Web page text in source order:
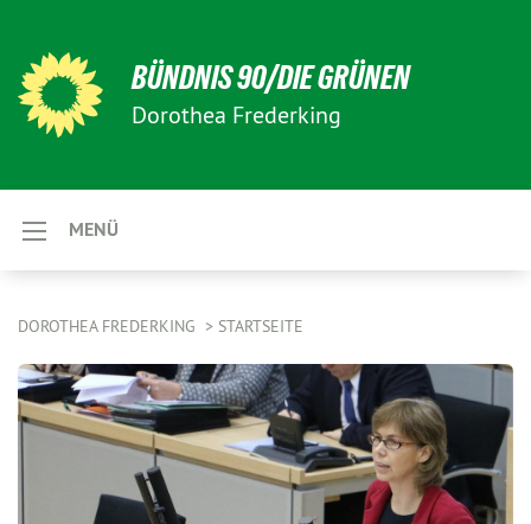
BÜNDNIS 90/DIE GRÜNEN
Dorothea Frederking
MENÜ
DOROTHEA FREDERKING STARTSEITE